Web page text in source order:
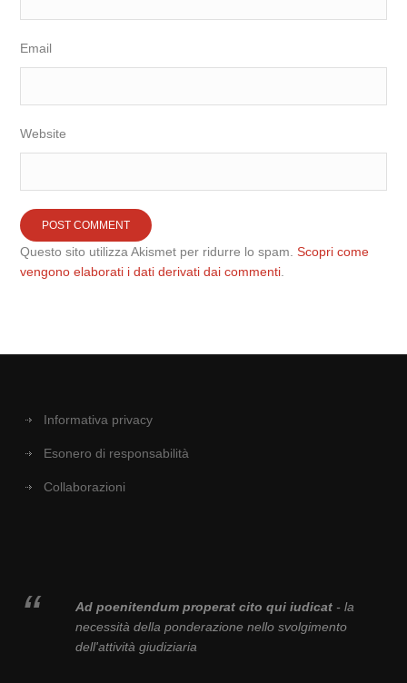
Email
Website
Questo sito utilizza Akismet per ridurre lo spam.Scopri come
vengono elaborati i dati derivati dai commenti
Informativa privacy
Esonero di responsabilità
Collaborazioni
Ad poenitendum properat cito qui iudicat- la
necessità della ponderazione nello svolgimento
dell'attività giudiziaria